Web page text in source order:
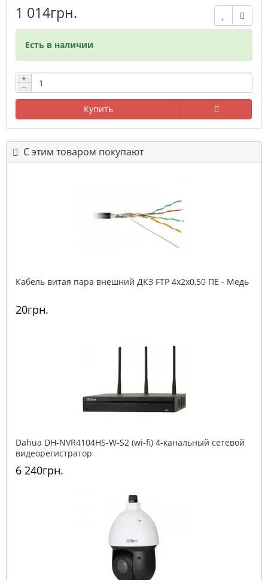
1 014грн.
Есть в наличии
+
−
Купить
С этим товаром покупают
Кабель витая пара внешний ДКЗ FTP 4x2x0,50 ПE - Медь
20грн.
Dahua DH-NVR4104HS-W-S2 (wi-fi) 4-канальный сетевой
видеорегистратор
6 240грн.